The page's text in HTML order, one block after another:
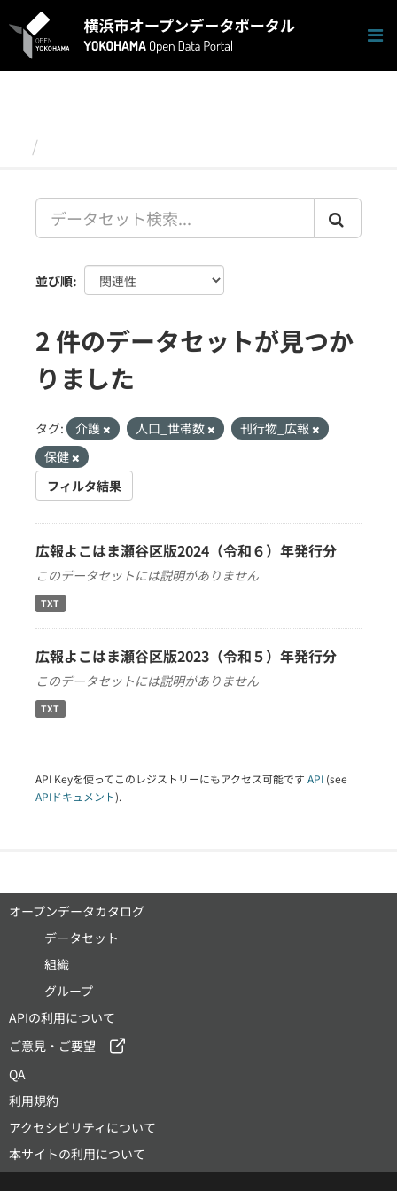
キ
並び順
2 件のデータセットが見つか
りました
タグ: 介護 人口_世帯数
刊行物_広報
保健
フィルタ結果
広報よこはま瀬谷区版2024（令和６）年発行分
このデータセットには説明がありません
TXT
広報よこはま瀬谷区版2023（令和５）年発行分
このデータセットには説明がありません
TXT
API Keyを使ってこのレジストリーにもアクセス可能です API (see
APIドキュメント).
オープンデータカタログ
データセット
組織
グループ
APIの利用について
ご意見・ご要望
QA
利用規約
アクセシビリティについて
本サイトの利用について